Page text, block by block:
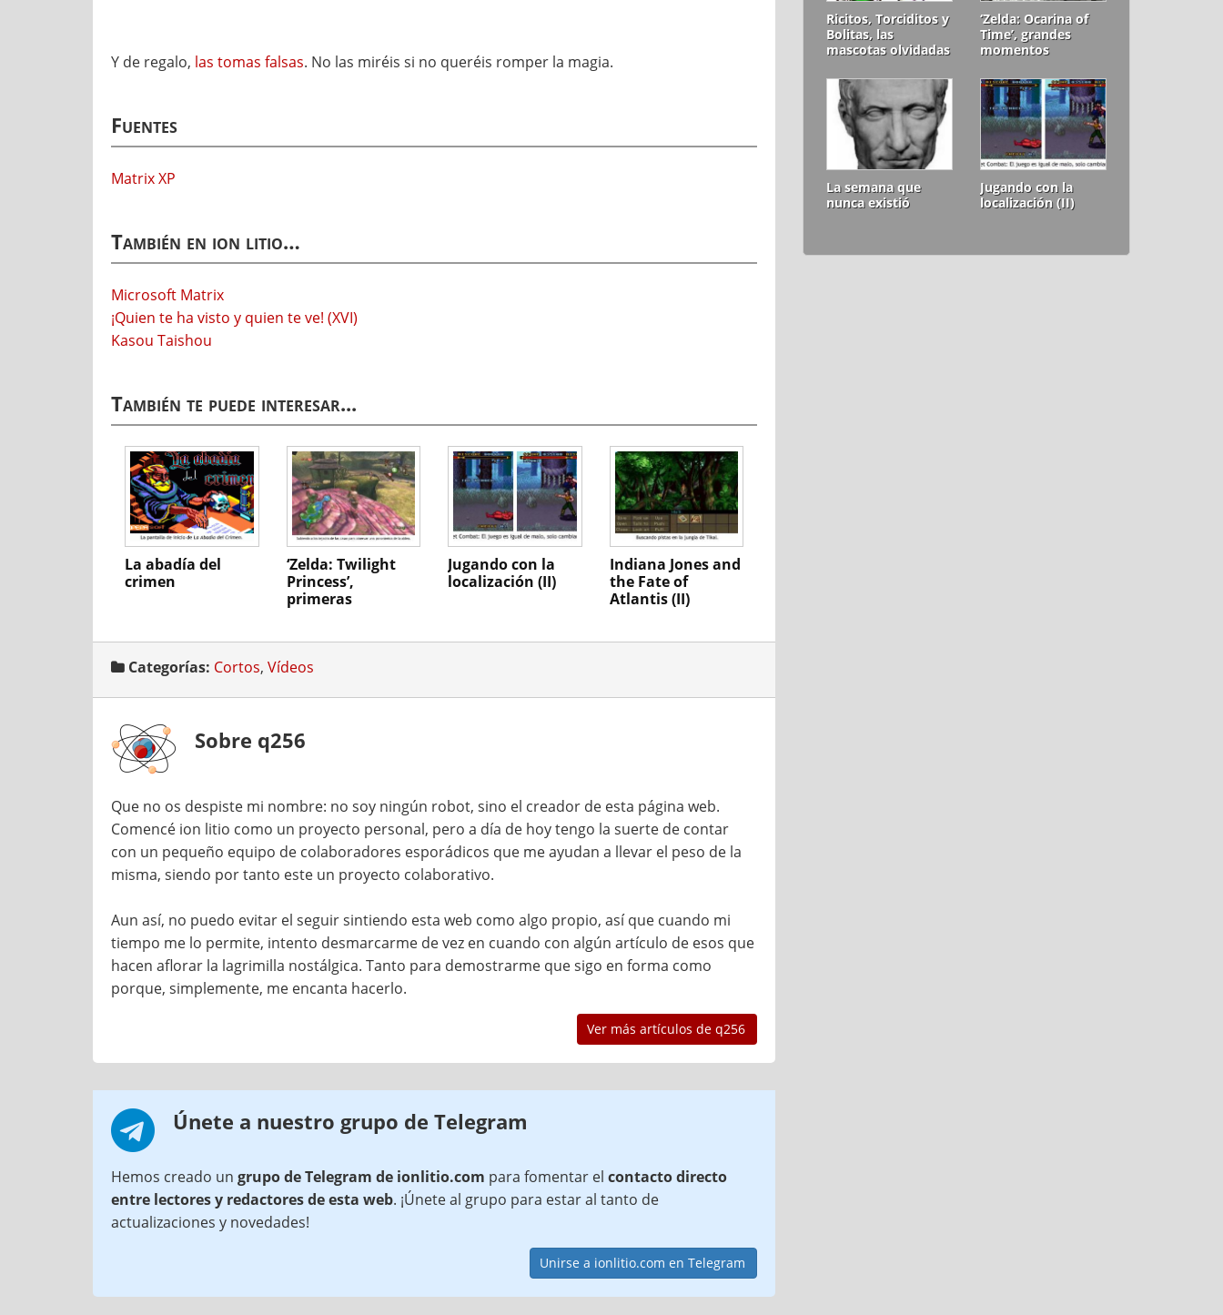
Y de regalo, las tomas falsas. No las miréis si no queréis romper la magia.
Fuentes
Matrix XP
También en ion litio…
Microsoft Matrix
¡Quien te ha visto y quien te ve! (XVI)
Kasou Taishou
También te puede interesar...
La abadía del
crimen
‘Zelda: Twilight
Princess’,
primeras
Jugando con la
localización (II)
Indiana Jones and
the Fate of
Atlantis (II)
Categorías: Cortos, Vídeos
Sobre q256
Que no os despiste mi nombre: no soy ningún robot, sino el creador de esta página web.
Comencé ion litio como un proyecto personal, pero a día de hoy tengo la suerte de contar
con un pequeño equipo de colaboradores esporádicos que me ayudan a llevar el peso de la
misma, siendo por tanto este un proyecto colaborativo.
Aun así, no puedo evitar el seguir sintiendo esta web como algo propio, así que cuando mi
tiempo me lo permite, intento desmarcarme de vez en cuando con algún artículo de esos que
hacen aflorar la lagrimilla nostálgica. Tanto para demostrarme que sigo en forma como
porque, simplemente, me encanta hacerlo.
Ver más artículos de q256
Únete a nuestro grupo de Telegram
Hemos creado un grupo de Telegram de ionlitio.com para fomentar el contacto directo
entre lectores y redactores de esta web. ¡Únete al grupo para estar al tanto de
actualizaciones y novedades!
Unirse a ionlitio.com en Telegram
Ricitos, Torciditos y
Bolitas, las
mascotas olvidadas
‘Zelda: Ocarina of
Time’, grandes
momentos
La semana que
nunca existió
Jugando con la
localización (II)